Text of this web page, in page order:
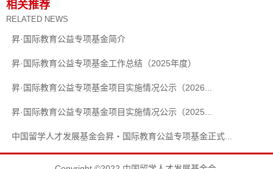
相关推荐
RELATED NEWS
昇·国际教育公益专项基金简介
昇·国际教育公益专项基金工作总结（2025年度）
昇·国际教育公益专项基金项目实施情况公示（2026...
昇·国际教育公益专项基金项目实施情况公示（2025...
中国留学人才发展基金会昇・国际教育公益专项基金正式...